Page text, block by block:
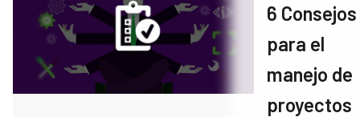
6 Consejos
para el
manejo de
proyectos